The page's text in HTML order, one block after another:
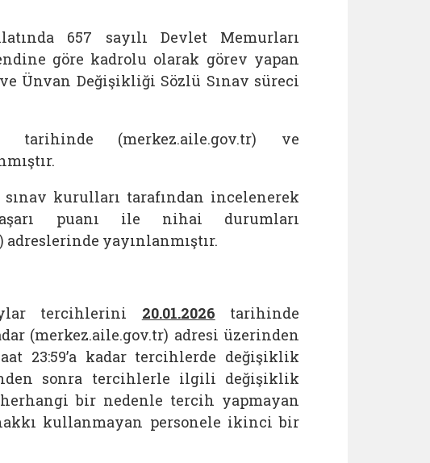
657 sayılı Devlet Memurları
göre kadrolu olarak görev yapan
Ünvan Değişikliği Sözlü Sınav süreci
tarihinde (merkez.aile.gov.tr) ve
kurulları tarafından incelenerek
puanı ile nihai durumları
adreslerinde yayınlanmıştır.
tercihlerini 20.01.2026
tarihinde
(merkez.aile.gov.tr) adresi üzerinden
23:59’a kadar tercihlerde değişiklik
sonra tercihlerle ilgili değişiklik
bir nedenle tercih yapmayan
kullanmayan personele ikinci bir